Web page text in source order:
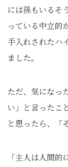
には孫もいるそ
っている中立的
手入れされたハ
ました。
ただ、気になっ
い」と言ったこ
と思ったら、「
「主人は人間